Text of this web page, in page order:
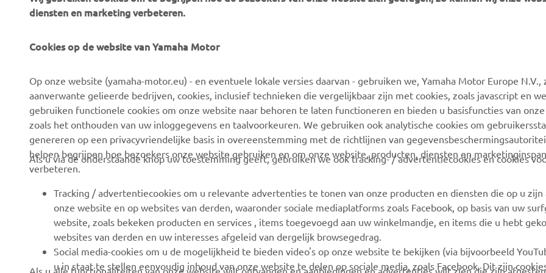
CORPORATE
Over ons
Evenementen
Press
Careers
Dealer worden
Mensenrechtenbeleid
Basisbeleid duurzaamheid
Klokkenluiderskanaal
VOOR BEDRIJVEN
eBike systemen
Autoriteiten
Golfbanen
Eerste hulpverleners
Robotics
Partnerschappen
Technische informatie
voor onafhankelijke
dealers
MyYamaha
Yamaha Music
Yamaha Racing
Yamaha Motor Global
Webshop-ondersteuning
Onderdelencatalogus
Boek een
onderhoudsbeurt
Zoek een Yamaha-dealer
Afvalbatterijen
diensten en marketing verbeteren.
Cookies op de website van Yamaha Motor
Op onze website (yamaha-motor.eu) - en eventuele lokale versies daarvan - gebruiken we, Yamaha Motor Europe N.V.,
aanverwante gelieerde bedrijven, cookies, inclusief technieken die vergelijkbaar zijn met cookies, zoals javascript en
gebruiken functionele cookies om onze website naar behoren te laten functioneren en bieden u basisfuncties van
zoals het onthouden van uw inloggegevens en taalvoorkeuren. We gebruiken ook analytische cookies om
genereren op een privacyvriendelijke basis in overeenstemming met de richtlijnen van
helpen begrijpen hoe bezoekers onze website gebruiken en om onze website, producten, diensten en
verbeteren.
Als u via de onderstaande knop uw toestemming geeft, gebruiken we ook tracking- / advertentiecookies en cookies
Tracking / advertentiecookies om u relevante advertenties te tonen van onze producten en diensten die op u
onze website en op websites van derden, waaronder sociale mediaplatforms zoals Facebook, op basis van uw
website, zoals bekeken producten en services , items toegevoegd aan uw winkelmandje, en items die u hebt
websites van derden en uw interesses afgeleid van dergelijk browsegedrag.
Social media-cookies om u de mogelijkheid te bieden video's op onze website te bekijken (via bijvoorbeeld
u in staat te stellen eenvoudig inhoud van onze website te delen op sociale media, zoals Facebook. Dit zijn
Als u alle functionaliteiten van onze website wilt ontvangen en aanbiedingen en advertenties wilt zien die zijn